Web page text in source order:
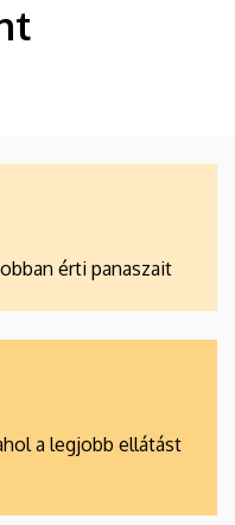
érti panaszait
a legjobb ellátást